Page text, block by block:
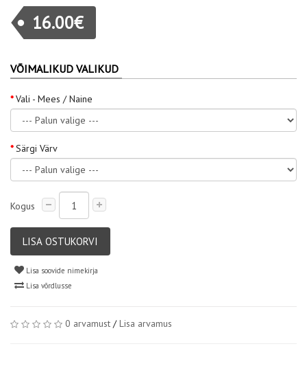
16.00€
VÕIMALIKUD VALIKUD
Vali - Mees / Naine
Särgi Värv
Kogus
LISA OSTUKORVI
Lisa soovide nimekirja
Lisa võrdlusse
0 arvamust /Lisa arvamus